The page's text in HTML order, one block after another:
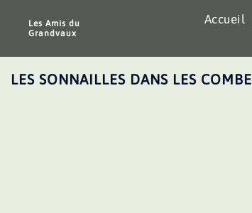
Les Amis du
Grandvaux
Accueil
LES SONNAILLES DANS LES